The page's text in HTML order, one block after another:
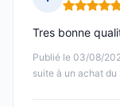
Note : 5
Publié le 03/08/
suite à un achat
Tres bonne